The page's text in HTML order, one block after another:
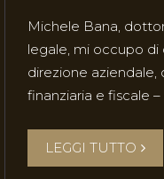
Michele Bana,
legale, mi occupo di
direzione aziendale,
finanziaria e fiscale
LEGGI TUTTO